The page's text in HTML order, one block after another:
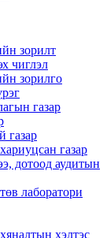
зорилт
чиглэл
зорилго
газар
газар
газар
дотоод аудитын
лаборатори
хэлтэс